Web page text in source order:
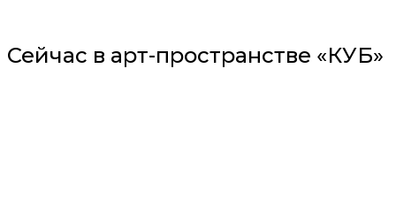
Сейчас в арт-пространстве «КУБ»